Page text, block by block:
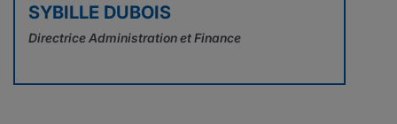
SYBILLE DUBOIS
Directrice Administration et Finance